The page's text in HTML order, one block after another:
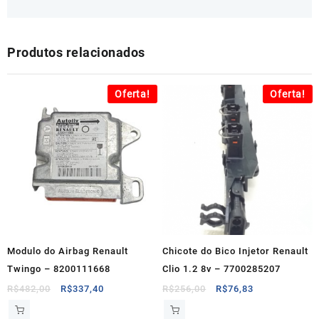
Produtos relacionados
Oferta!
Modulo do Airbag Renault
Twingo – 8200111668
R$482,00
O
R$337,40
Oferta!
Chicote do Bico Injetor Renault
Clio 1.2 8v – 7700285207
R$256,00
O
R$76,83